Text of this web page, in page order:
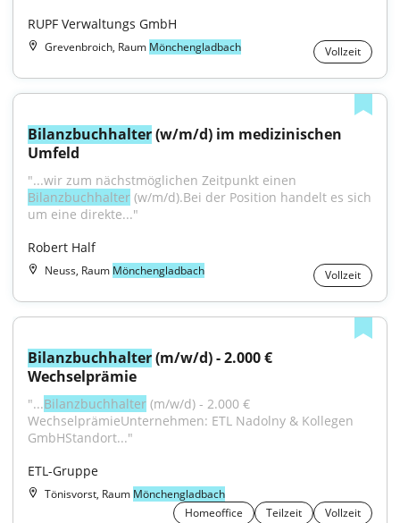
RUPF Verwaltungs GmbH
Grevenbroich, Raum Mönchengladbach Vollzeit
Bilanzbuchhalter (w/m/d) im medizinischen
Umfeld
Bilanzbuchhalter (w/m/d).Bei der Position handelt es sich
um eine direkte..."
Robert Half
Neuss, Raum Mönchengladbach Vollzeit
Bilanzbuchhalter (m/w/d) - 2.000 €
Wechselprämie
"...Bilanzbuchhalter (m/w/d) - 2.000 €
WechselprämieUnternehmen: ETL Nadolny & Kollegen
GmbHStandort..."
ETL-Gruppe
Tönisvorst, Raum Mönchengladbach
Homeoffice
Teilzeit
Vollzeit